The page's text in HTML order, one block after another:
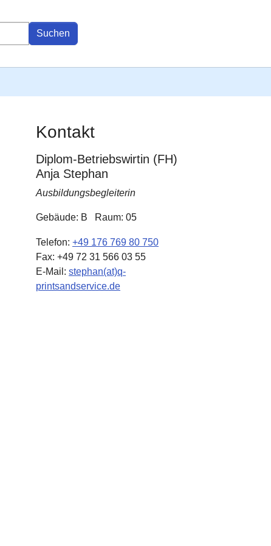
Suchen
Kontakt
Diplom-Betriebswirtin (FH)
Anja Stephan
Ausbildungsbegleiterin
Gebäude: B Raum: 05
Telefon: +49 176 769 80 750
Fax: +49 72 31 566 03 55
E-Mail: stephan(at)q-
printsandservice.de